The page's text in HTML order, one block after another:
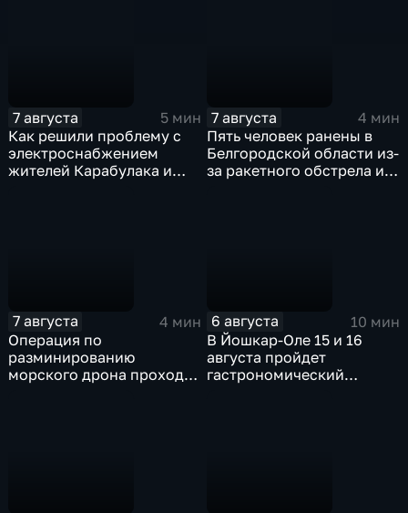
7 августа
5 мин
Как решили проблему с
электроснабжением
жителей Карабулака и
7 августа
4 мин
Пять человек ранены в
Белгородской области из-
за ракетного обстрела и
7 августа
4 мин
Операция по
разминированию
морского дрона проходит
6 августа
10 мин
В Йошкар-Оле 15 и 16
августа пройдет
гастрономический